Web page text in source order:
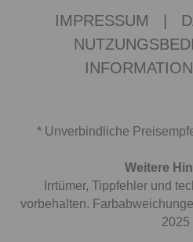
IMPRESSUM
* Unverbindliche
Weitere
Irrtümer, Tippfehler und
vorbehalten.
2025